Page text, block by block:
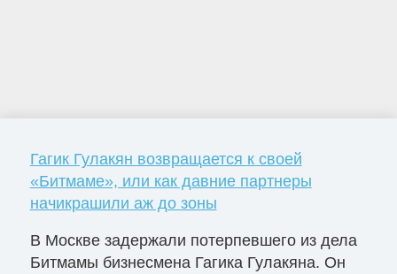
Гагик Гулакян возвращается к своей
«Битмаме», или как давние партнеры
начикрашили аж до зоны
В Москве задержали потерпевшего из дела
Битмамы бизнесмена Гагика Гулакяна. Он